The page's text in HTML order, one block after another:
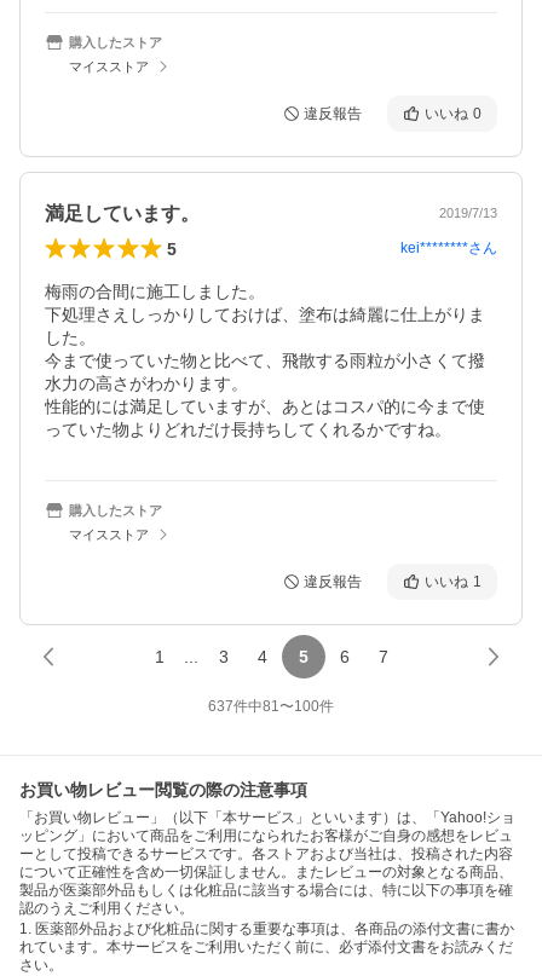
購入したストア
マイスストア
違反報告 いいね 0
満足しています。 2019/7/13
5 kei********さん
梅雨の合間に施工しました。
下処理さえしっかりしておけば、塗布は綺麗に仕上がりま
した。
今まで使っていた物と比べて、飛散する雨粒が小さくて撥
水力の高さがわかります。
性能的には満足していますが、あとはコスパ的に今まで使
っていた物よりどれだけ長持ちしてくれるかですね。
購入したストア
マイスストア
違反報告 いいね 1
1 3 4 5 6 7
637件中81〜100件
お買い物レビュー閲覧の際の注意事項
「お買い物レビュー」（以下「本サービス」といいます）は、「Yahoo!ショ
ッピング」において商品をご利用になられたお客様がご自身の感想をレビュ
ーとして投稿できるサービスです。各ストアおよび当社は、投稿された内容
について正確性を含め一切保証しません。またレビューの対象となる商品、
製品が医薬部外品もしくは化粧品に該当する場合には、特に以下の事項を確
認のうえご利用ください。
1. 医薬部外品および化粧品に関する重要な事項は、各商品の添付文書に書か
れています。本サービスをご利用いただく前に、必ず添付文書をお読みくだ
さい。